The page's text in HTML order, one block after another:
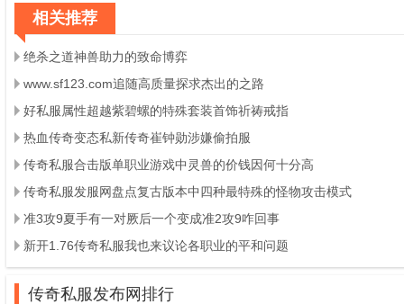
相关推荐
绝杀之道神兽助力的致命博弈
www.sf123.com追随高质量探求杰出的之路
好私服属性超越紫碧螺的特殊套装首饰祈祷戒指
热血传奇变态私新传奇崔钟勋涉嫌偷拍服
传奇私服合击版单职业游戏中灵兽的价钱因何十分高
传奇私服发服网盘点复古版本中四种最特殊的怪物攻击模式
准3攻9夏手有一对厥后一个变成准2攻9咋回事
新开1.76传奇私服我也来议论各职业的平和问题
传奇私服发布网排行